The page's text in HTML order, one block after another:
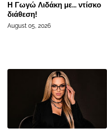
Η Γωγώ Λιδάκη με... ντίσκο
διάθεση!
August 05, 2026